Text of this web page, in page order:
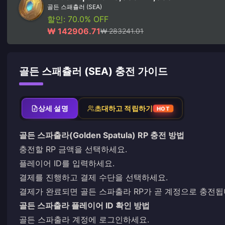
골든 스패츌러 (SEA)
할인: 70.0% OFF
₩ 142906.71₩ 283241.01
골든 스패츌러 (SEA) 충전 가이드
상세 설명 초대하고 적립하기 HOT
골든 스파출라(Golden Spatula) RP 충전 방법
충전할 RP 금액을 선택하세요.
플레이어 ID를 입력하세요.
결제를 진행하고 결제 수단을 선택하세요.
결제가 완료되면 골든 스파출라 RP가 곧 계정으로 충전
골든 스파출라 플레이어 ID 확인 방법
골든 스파출라 계정에 로그인하세요.